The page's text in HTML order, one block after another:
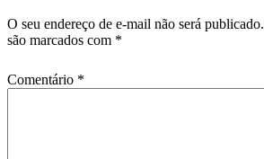
O seu endereço de e-mail não será publicado.
são marcados com *
Comentário *